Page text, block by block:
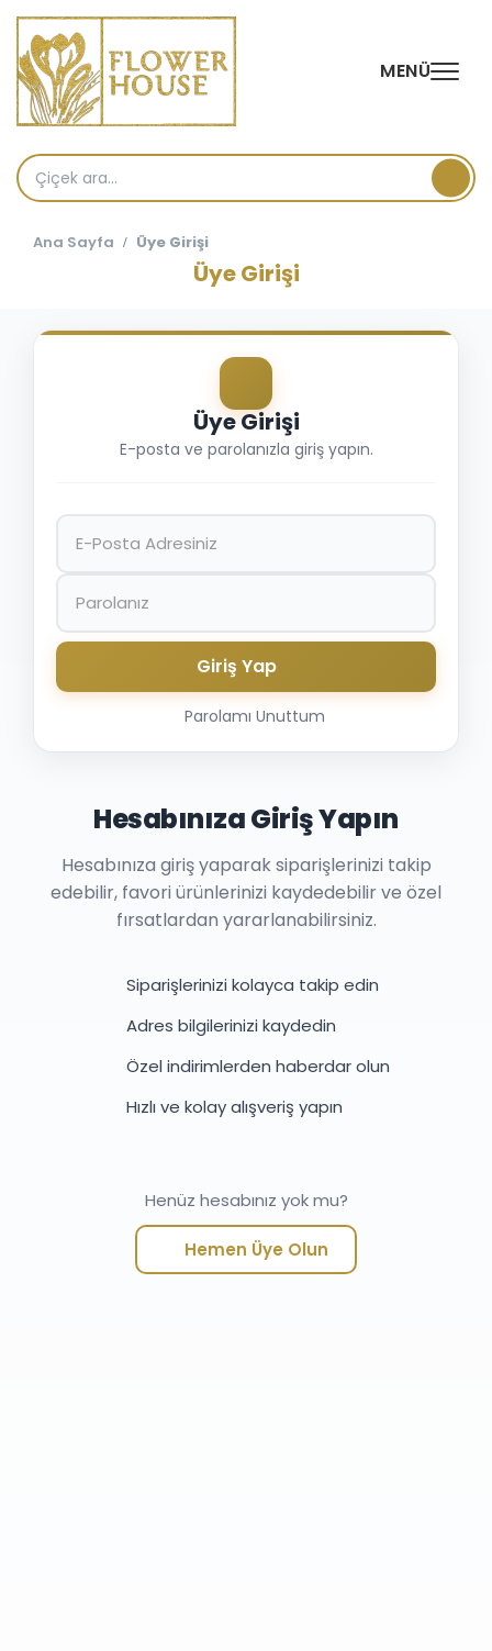
MENÜ
Ana Sayfa Üye Girişi
Üye Girişi
Hesabınıza Giriş Yapın
Hesabınıza giriş yaparak siparişlerinizi takip
edebilir, favori ürünlerinizi kaydedebilir ve özel
fırsatlardan yararlanabilirsiniz.
Siparişlerinizi kolayca takip edin
Adres bilgilerinizi kaydedin
Özel indirimlerden haberdar olun
Hızlı ve kolay alışveriş yapın
Henüz hesabınız yok mu?
Hemen Üye Olun
Üye Girişi
E-posta ve parolanızla giriş yapın.
Giriş Yap
Parolamı Unuttum